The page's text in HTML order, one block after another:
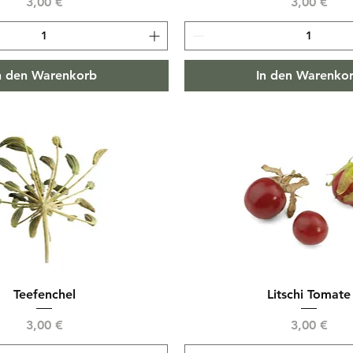
den Warenkorb In den
Teefenchel
Preis
3,00 €
Litschi Tomate
Preis
3,00 €